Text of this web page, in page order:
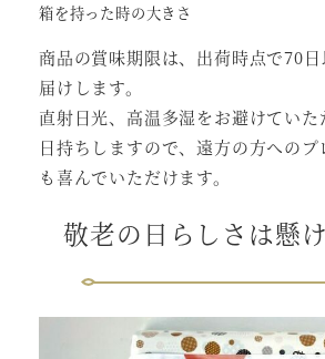
箱を持った時の大きさ
商品の賞味期限は、出荷時点で70
届けします。
直射日光、高温多湿をお避けていた
日持ちしますので、遠方の方へのプ
も喜んでいただけます。
敬老の日らしさは懸